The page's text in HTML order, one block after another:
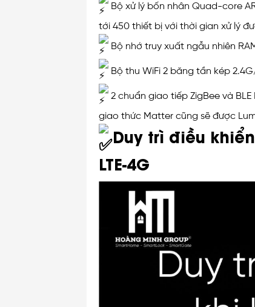
Bộ xử lý bốn nhân Quad-core
tới 450 thiết bị với thời gian xử lý
Bộ nhớ truy xuất ngẫu nhiên
Bộ thu WiFi 2 băng tần kép
2 chuẩn giao tiếp ZigBee và
giao thức Matter cũng sẽ được
Duy trì điều
LTE-4G